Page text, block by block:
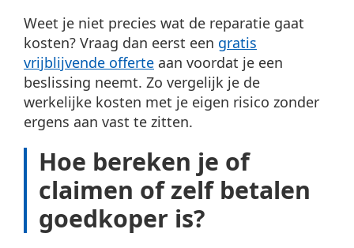
Weet je niet precies wat de reparatie gaat
kosten? Vraag dan eerst een gratis
vrijblijvende offerte aan voordat je een
beslissing neemt. Zo vergelijk je de
werkelijke kosten met je eigen risico zonder
ergens aan vast te zitten.
Hoe bereken je of
claimen of zelf betalen
goedkoper is?